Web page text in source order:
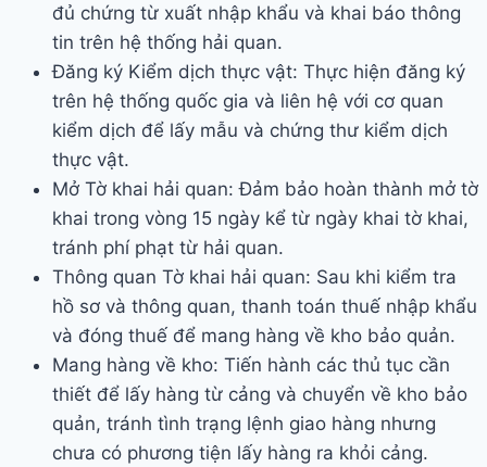
đủ chứng từ xuất nhập khẩu và khai báo thông
tin trên hệ thống hải quan.
Đăng ký Kiểm dịch thực vật: Thực hiện đăng ký
trên hệ thống quốc gia và liên hệ với cơ quan
kiểm dịch để lấy mẫu và chứng thư kiểm dịch
thực vật.
Mở Tờ khai hải quan: Đảm bảo hoàn thành mở tờ
khai trong vòng 15 ngày kể từ ngày khai tờ khai,
tránh phí phạt từ hải quan.
Thông quan Tờ khai hải quan: Sau khi kiểm tra
hồ sơ và thông quan, thanh toán thuế nhập khẩu
và đóng thuế để mang hàng về kho bảo quản.
Mang hàng về kho: Tiến hành các thủ tục cần
thiết để lấy hàng từ cảng và chuyển về kho bảo
quản, tránh tình trạng lệnh giao hàng nhưng
chưa có phương tiện lấy hàng ra khỏi cảng.